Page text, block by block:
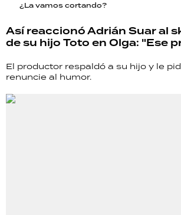
¿La vamos cortando?
Así reaccionó Adrián Suar al
de su hijo Toto en Olga: "Ese
El productor respaldó a su hijo y le
renuncie al humor.